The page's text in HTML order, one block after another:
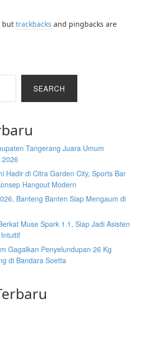
but trackbacks and pingbacks are
SEARCH
Tangerang Juara Umum
Hadir di Citra Garden City, Sports Bar
Hangout Modern
Banteng Banten Siap Mengaum di
Muse Spark 1.1, Siap Jadi Asisten
Gagalkan Penyelundupan 26 Kg
di Bandara Soetta